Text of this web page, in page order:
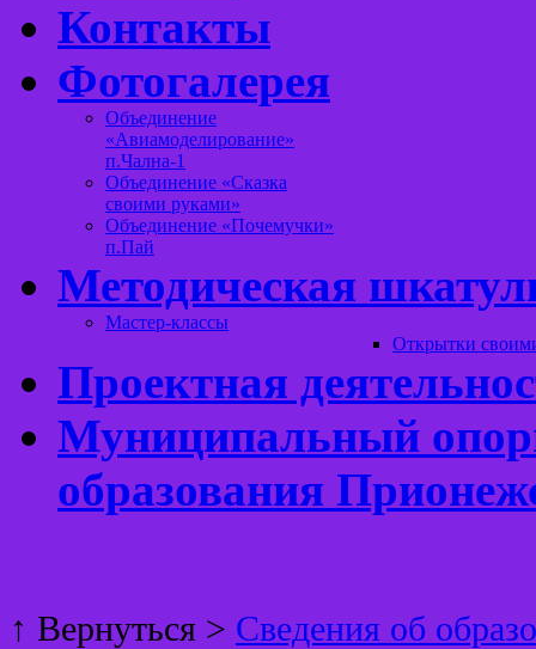
Контакты
Фотогалерея
Объединение
«Авиамоделирование»
п.Чална-1
Объединение «Сказка
своими руками»
Объединение «Почемучки»
п.Пай
Методическая
Мастер-классы
Открытки
Проектная
Муниципальный
образования
↑ Вернуться > Сведения об